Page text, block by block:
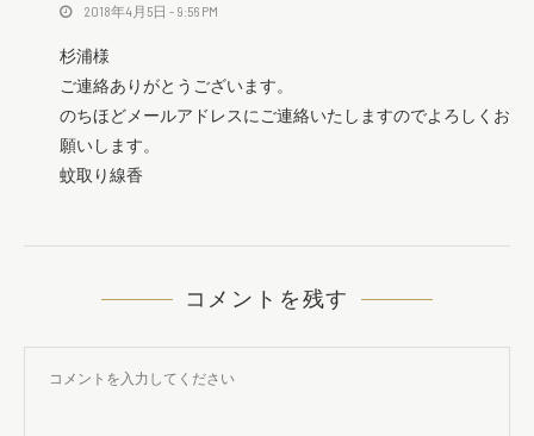
2018年4月5日 - 9:56 PM
杉浦様
ご連絡ありがとうございます。
のちほどメールアドレスにご連絡いたしますのでよろしくお
願いします。
蚊取り線香
コメントを残す